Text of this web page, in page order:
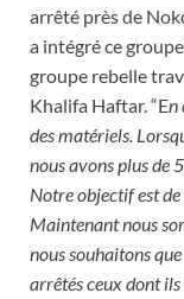
arrêté près de
a intégré ce
groupe rebelle
Khalifa Haftar. “En
des matériels.
nous avons plus de
Notre objectif est
Maintenant nous
nous souhaitons
arrêtés ceux dont